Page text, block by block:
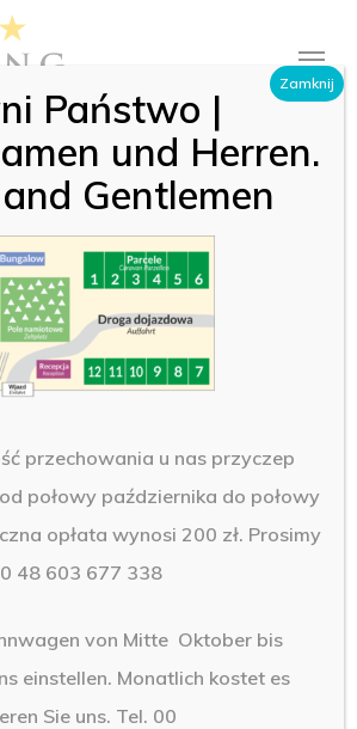
Menu
Close
Państwo |
und Herren.
Gentlemen
przechowania u nas przyczep
połowy października do połowy
opłata wynosi 200 zł. Prosimy
48 603 677 338
von Mitte Oktober bis
einstellen. Monatlich kostet es
Sie uns. Tel. 00
Zamknij